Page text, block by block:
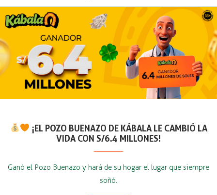
¡EL POZO BUENAZO DE KÁBALA LE CAMBIÓ LA
VIDA CON S/6.4 MILLONES!
Ganó el Pozo Buenazo y hará de su hogar el lugar que siempre
soñó.